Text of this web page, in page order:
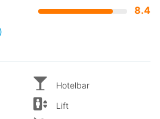
8.4
Hotelbar
Lift